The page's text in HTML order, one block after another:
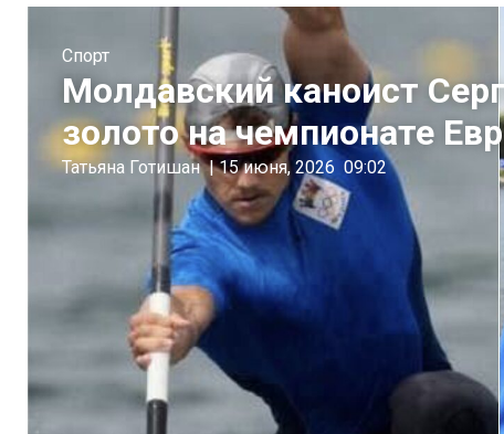
Спорт
Молдавский каноист
золото на чемпионате
Татьяна Готишан | 15 июня, 2026 09:02